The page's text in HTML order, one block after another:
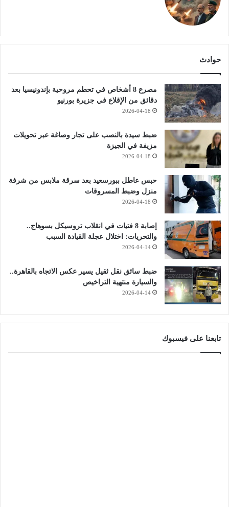
حوادث
مصرع 8 أشخاص في تحطم مروحية بإندونيسيا بعد
دقائق من الإقلاع في جزيرة بورنيو
2026-04-18
ضبط سيدة بالنصب على تجار وصاغة عبر تحويلات
مزيفة في الجيزة
2026-04-18
حبس عاطل ببورسعيد بعد سرقة ملابس من شرفة
منزل وضبط المسروقات
2026-04-18
إصابة 8 فتيات في انقلاب تروسيكل بسوهاج..
والتحريات: اختلال عجلة القيادة السبب
2026-04-14
ضبط سائق نقل ثقيل يسير عكس الاتجاه بالقاهرة..
والسيارة منتهية التراخيص
2026-04-14
تابعنا على فيسبوك